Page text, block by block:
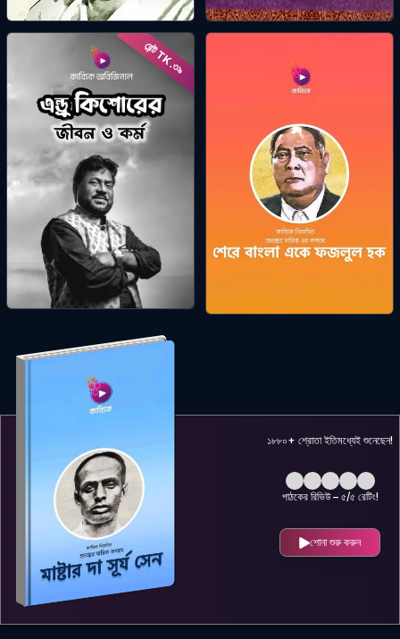
কিংবদন্তী নায়ক রাজ রাজ্জাকরেন্ট TK.
৩৯
এন্ড্রু কিশোরের জীবন ও কর্ম
Kabbik
১৮৮০+ শ্রোতা ইতিমধ্যেই শুনেছেন!
পাঠকের রিভিউ – ৫/৫রেটিং!
শোনা শুরু করুন